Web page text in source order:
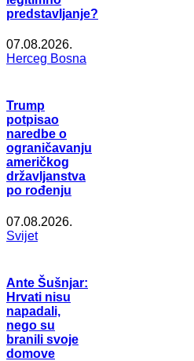
predstavljanje?
07.08.2026.
Herceg Bosna
Trump
potpisao
naredbe o
ograničavanju
američkog
državljanstva
po rođenju
07.08.2026.
Svijet
Ante Šušnjar:
Hrvati nisu
napadali,
nego su
branili svoje
domove